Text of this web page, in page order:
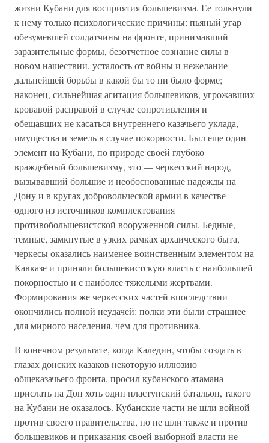
жизни Кубани для восприятия большевизма. Ее толкнули
к нему только психологические причины: пьяный угар
обезумевшей солдатчины на фронте, принимавший
заразительные формы, безотчетное сознание силы в
новом нашествии, усталость от войны и нежелание
дальнейшей борьбы в какой бы то ни было форме;
наконец, сильнейшая агитация большевиков, угрожавших
кровавой расправой в случае сопротивления и
обещавших не касаться внутреннего казачьего уклада,
имущества и земель в случае покорности. Был еще один
элемент на Кубани, по природе своей глубоко
враждебный большевизму, это — черкесский народ,
вызывавший большие и необоснованные надежды на
Дону и в кругах добровольческой армии в качестве
одного из источников комплектования
противобольшевистской вооруженной силы. Бедные,
темные, замкнутые в узких рамках архаического быта,
черкесы оказались наименее воинственным элементом на
Кавказе и приняли большевистскую власть с наибольшей
покорностью и с наиболее тяжелыми жертвами.
Формирования же черкесских частей впоследствии
окончились полной неудачей: полки эти были страшнее
для мирного населения, чем для противника.
В конечном результате, когда Каледин, чтобы создать в
глазах донских казаков некоторую иллюзию
общеказачьего фронта, просил кубанского атамана
прислать на Дон хоть один пластунский батальон, такого
на Кубани не оказалось. Кубанские части не шли войной
против своего правительства, но не шли также и против
большевиков и приказания своей выборной власти не